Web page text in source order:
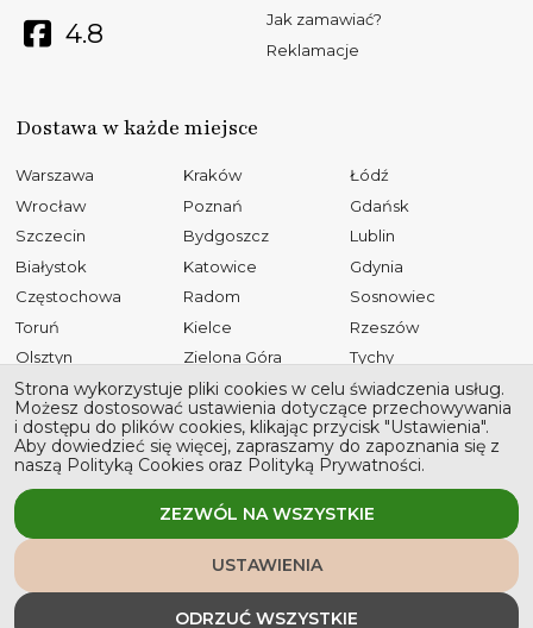
4.8
Jak zamawiać?
Reklamacje
Dostawa w każde miejsce
Warszawa Kraków
Łódź
Wrocław
Poznań
Gdańsk
Szczecin
Bydgoszcz
Lublin
Białystok
Katowice
Gdynia
Częstochowa
Radom
Sosnowiec
Toruń
Kielce
Rzeszów
Olsztyn
Zielona Góra
Tychy
Opole
Gliwice
Płock
Bielsko-Biała
Elbląg
Ruda Śląska
Rybnik
Tarnów
Kalisz
Koszalin
Słupsk
Wszystkie prawa zastrzeżone © 2026 Stronawesela
Strona wykorzystuje pliki cookies w celu świadczenia usług.
Możesz dostosować ustawienia dotyczące przechowywania
i dostępu do plików cookies, klikając przycisk "Ustawienia".
Aby dowiedzieć się więcej, zapraszamy do zapoznania się z
naszą Polityką Cookies oraz Polityką Prywatności.
ZEZWÓL NA WSZYSTKIE
USTAWIENIA
ODRZUĆ WSZYSTKIE